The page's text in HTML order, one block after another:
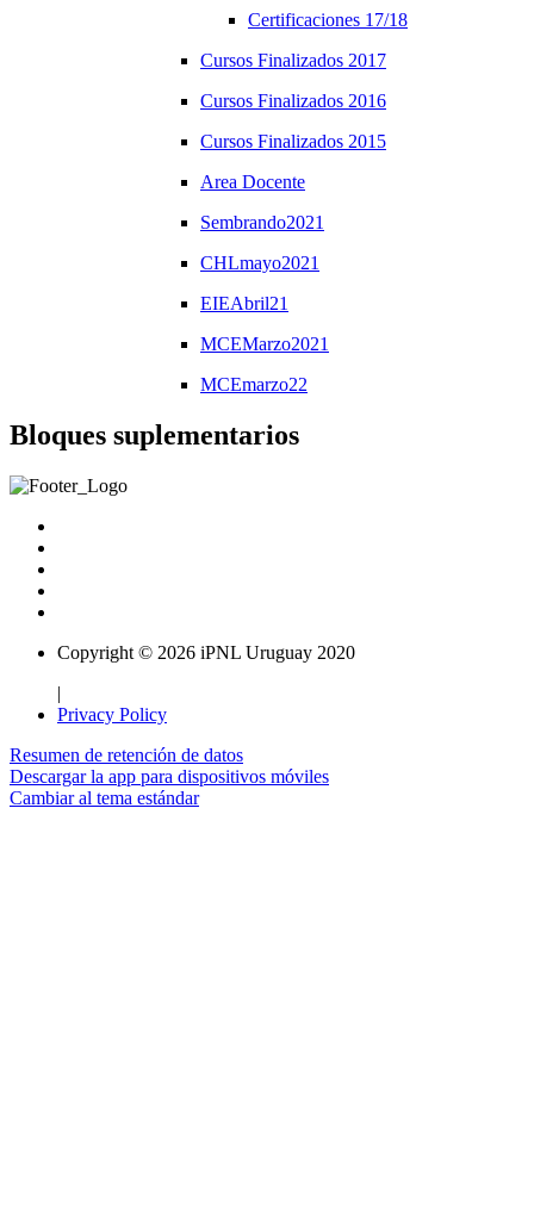
Certificaciones 17/18
Cursos Finalizados 2017
Cursos Finalizados 2016
Cursos Finalizados 2015
Area Docente
Sembrando2021
CHLmayo2021
EIEAbril21
MCEMarzo2021
MCEmarzo22
Bloques suplementarios
Copyright © 2026 iPNL Uruguay 2020
|
Privacy Policy
Resumen de retención de datos
Descargar la app para dispositivos móviles
Cambiar al tema estándar